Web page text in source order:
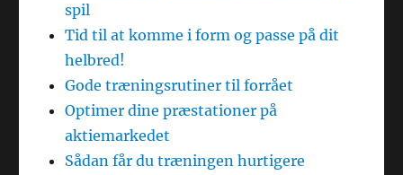
spil
Tid til at komme i form og passe på dit
helbred!
Gode træningsrutiner til forrået
Optimer dine præstationer på
aktiemarkedet
Sådan får du træningen hurtigere